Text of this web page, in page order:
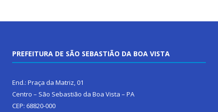
PREFEITURA DE SÃO SEBASTIÃO DA BOA VISTA
End.: Praça da Matriz, 01
Centro – São Sebastião da Boa Vista – PA
CEP: 68820-000